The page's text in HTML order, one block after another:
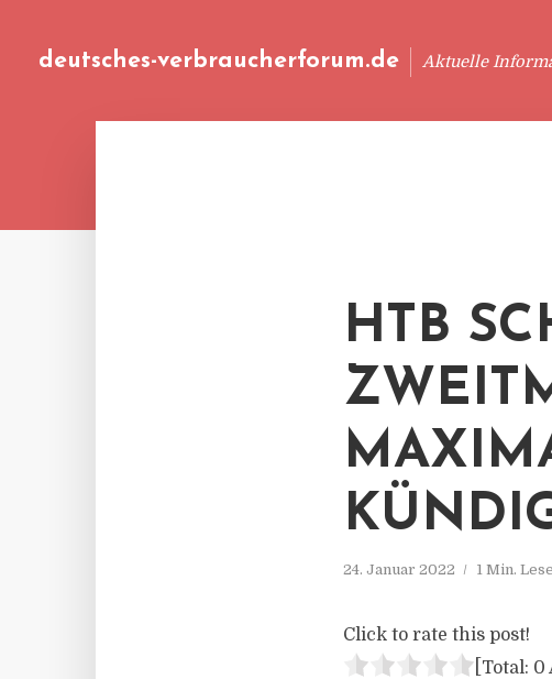
deutsches-verbraucherforum.de Aktuelle
HTB
24. Januar 2022 1 Min.
Click to rate this post!
[Total: 0